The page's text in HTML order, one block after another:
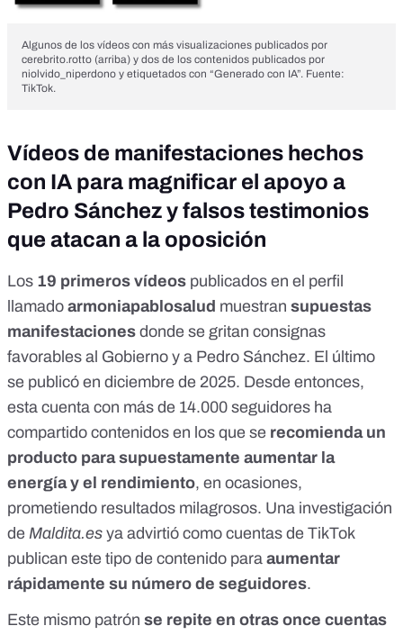
Algunos de los vídeos con más visualizaciones publicados por
cerebrito.rotto (arriba) y dos de los contenidos publicados por
niolvido_niperdono y etiquetados con “Generado con IA”. Fuente:
TikTok.
Vídeos de manifestaciones hechos
con IA para magnificar el apoyo a
Pedro Sánchez y falsos testimonios
que atacan a la oposición
Los 19 primeros vídeos publicados en el perfil
llamado armoniapablosalud muestran supuestas
manifestaciones donde se gritan consignas
favorables al Gobierno y a Pedro Sánchez. El último
se publicó en diciembre de 2025. Desde entonces,
esta cuenta con más de 14.000 seguidores ha
compartido contenidos en los que se recomienda un
producto para supuestamente aumentar la
energía y el rendimiento, en ocasiones,
prometiendo resultados milagrosos. Una investigación
de Maldita.es ya advirtió como cuentas de TikTok
publican este tipo de contenido para aumentar
rápidamente su número de seguidores.
Este mismo patrón se repite en otras once cuentas